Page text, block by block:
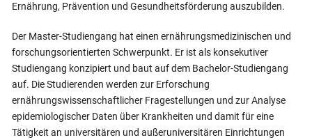
Ernährung, Prävention und Gesundheitsförderung auszubilden.
Der Master-Studiengang hat einen ernährungsmedizinischen und
forschungsorientierten Schwerpunkt. Er ist als konsekutiver
Studiengang konzipiert und baut auf dem Bachelor-Studiengang
auf. Die Studierenden werden zur Erforschung
ernährungswissenschaftlicher Fragestellungen und zur Analyse
epidemiologischer Daten über Krankheiten und damit für eine
Tätigkeit an universitären und außeruniversitären Einrichtungen